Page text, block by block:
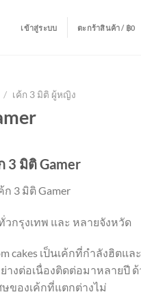
เข้าสู่ระบบ ตะกร้าสินค้า / ฿0
/ เค้ก 3 มิติ ผู้หญิง
3 มิติ Gamer
ก 3 มิติ Gamer
วกรุงเทพ และ หลายจังหวัด
cakes เป็นเค้กที่กำลังฮิตแล
งต่อเนื่องติดต่อมาหลายปี ด้
ของเค้กที่แตกต่างไม่